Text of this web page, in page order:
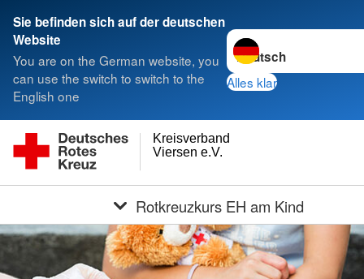
Sie befinden sich auf der deutschen
Website
You are on the German website, you
can use the switch to switch to the
English one
Sprache wechseln zu
Alles klar
Viersen e.V.
Kreisverband
Rotkreuzkurs EH am Kind